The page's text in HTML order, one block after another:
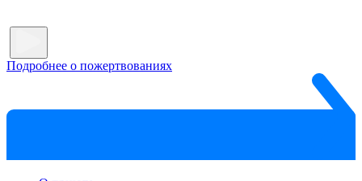
Подробнее о пожертвованиях